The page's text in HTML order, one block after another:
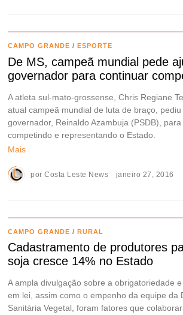
CAMPO GRANDE / ESPORTE
De MS, campeã mundial pede
governador para continuar
A atleta sul-mato-grossense, Chris Regiane
atual campeã mundial de luta de braço, pediu
governador, Reinaldo Azambuja (PSDB),
competindo e representando o Estado.
Mais
porCosta Leste News janeiro 27, 2016
CAMPO GRANDE / RURAL
Cadastramento de produtores
soja cresce 14% no Estado
A ampla divulgação sobre a obrigatoriedade
em lei, assim como o empenho da equipe da
Sanitária Vegetal, foram fatores que